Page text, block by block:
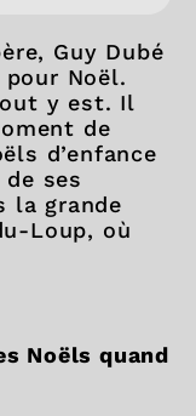
Guy Dubé
Noël.
y est. Il
de
d’enfance
ses
la grande
Loup, où
Noëls quand